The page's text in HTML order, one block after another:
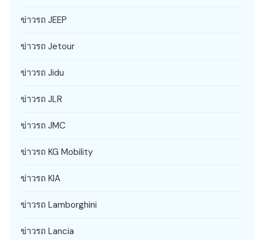
ข่าวรถ JEEP
ข่าวรถ Jetour
ข่าวรถ Jidu
ข่าวรถ JLR
ข่าวรถ JMC
ข่าวรถ KG Mobility
ข่าวรถ KIA
ข่าวรถ Lamborghini
ข่าวรถ Lancia